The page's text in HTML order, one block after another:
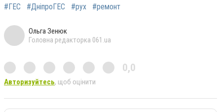
#ГЕС #ДніпроГЕС #рух #ремонт
Ольга Зенюк
Головна редакторка 061.ua
0,0
Авторизуйтесь, щоб оцінити